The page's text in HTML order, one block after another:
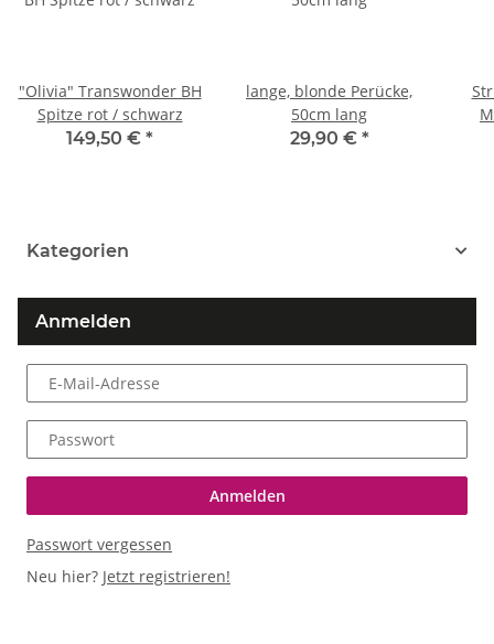
"Olivia" Transwonder BH
Spitze rot / schwarz
149,50 € *
lange, blonde Perücke,
50cm lang
29,90 € *
Kategorien
Anmelden
E-Mail-Adresse
Passwort
Anmelden
Passwort vergessen
Neu hier? Jetzt registrieren!